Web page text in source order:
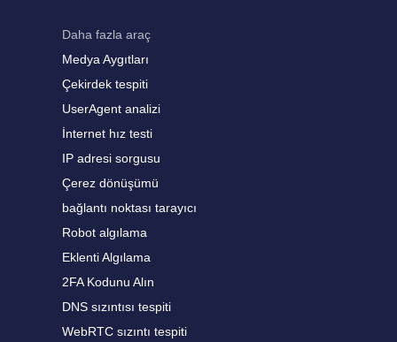
Daha fazla araç
Medya Aygıtları
Çekirdek tespiti
UserAgent analizi
İnternet hız testi
IP adresi sorgusu
Çerez dönüşümü
bağlantı noktası tarayıcı
Robot algılama
Eklenti Algılama
2FA Kodunu Alın
DNS sızıntısı tespiti
WebRTC sızıntı tespiti